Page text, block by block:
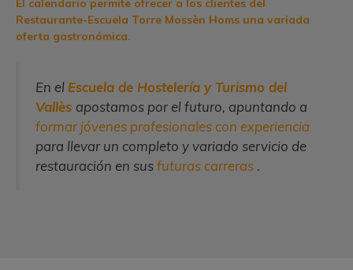
El calendario permite ofrecer a los clientes del
Restaurante-Escuela Torre Mossèn Homs una variada
oferta gastronómica.
En el Escuela de Hostelería y Turismo del
Vallès apostamos por el futuro, apuntando a
formar jóvenes profesionales con experiencia
para llevar un completo y variado servicio de
restauración en susfuturas carreras .